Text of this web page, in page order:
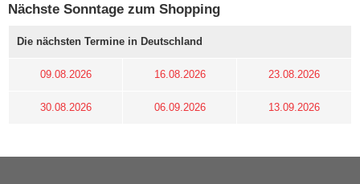
Nächste Sonntage zum Shopping
Die nächsten Termine in Deutschland
09.08.2026 16.08.2026 23.08.2026
30.08.2026 06.09.2026 13.09.2026